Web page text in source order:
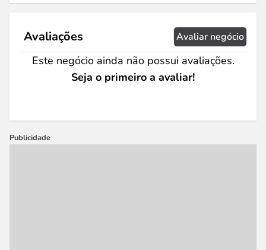
Avaliações Avaliar negócio
Este negócio ainda não possui avaliações.
Seja o primeiro a avaliar!
Publicidade